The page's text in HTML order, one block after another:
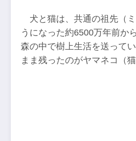
犬と猫は、共通の祖先（
うになった約6500万年前か
森の中で樹上生活を送って
まま残ったのがヤマネコ（